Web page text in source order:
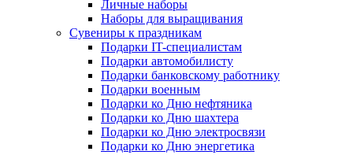
Личные наборы
Наборы для выращивания
Сувениры к праздникам
Подарки IT-специалистам
Подарки автомобилисту
Подарки банковскому работнику
Подарки военным
Подарки ко Дню нефтяника
Подарки ко Дню шахтера
Подарки ко Дню электросвязи
Подарки ко Дню энергетика